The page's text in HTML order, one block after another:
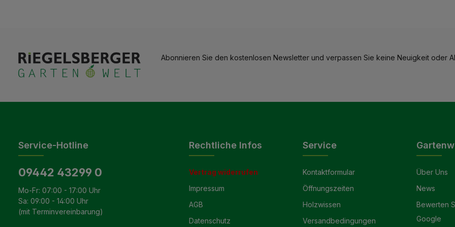
Abonnieren Sie den kostenlosen Newsletter und verpassen Sie keine Neuigkeit oder
Service-Hotline
09442 43299 0
Mo-Fr: 07:00 - 17:00 Uhr
Sa: 09:00 - 14:00 Uhr
(mit Terminvereinbarung)
Rechtliche Infos
Vertrag widerrufen
Impressum
AGB
Datenschutz
Service
Kontaktformular
Öffnungszeiten
Holzwissen
Versandbedingungen
Über Uns
News
Bewerten
Google